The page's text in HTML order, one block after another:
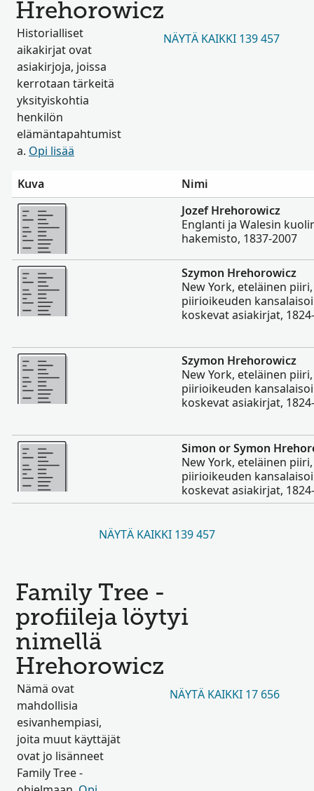
Hrehorowicz
Historialliset
aikakirjat ovat
asiakirjoja, joissa
kerrotaan tärkeitä
yksityiskohtia
henkilön
elämäntapahtumist
a. Opi lisää
NÄYTÄ KAIKKI 139 457
Kuva
Nimi
Enemmän
Jozef Hrehorowicz
Englanti ja Walesin
hakemisto, 1837-2007
Enemmän
Szymon Hrehorowicz
New York, eteläinen
piirioikeuden
koskevat asiakirjat,
Enemmän
Szymon Hrehorowicz
New York, eteläinen
piirioikeuden
koskevat asiakirjat,
Enemmän
Simon or Symon
New York, eteläinen
piirioikeuden
koskevat asiakirjat,
NÄYTÄ KAIKKI 139 457
Family Tree -
profiileja löytyi
nimellä
Hrehorowicz
Nämä ovat
mahdollisia
esivanhempiasi,
joita muut käyttäjät
ovat jo lisänneet
Family Tree -
NÄYTÄ KAIKKI 17 656